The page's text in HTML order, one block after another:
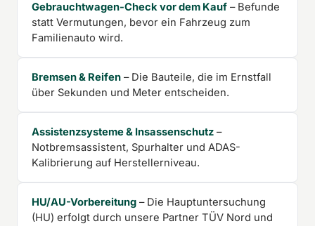
Gebrauchtwagen-Check vor dem Kauf – Befunde
statt Vermutungen, bevor ein Fahrzeug zum
Familienauto wird.
Bremsen & Reifen – Die Bauteile, die im Ernstfall
über Sekunden und Meter entscheiden.
Assistenzsysteme & Insassenschutz –
Notbremsassistent, Spurhalter und ADAS-
Kalibrierung auf Herstellerniveau.
HU/AU-Vorbereitung – Die Hauptuntersuchung
(HU) erfolgt durch unsere Partner TÜV Nord und